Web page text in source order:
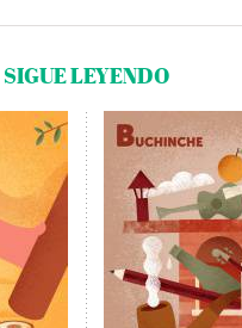
SIGUE LEYENDO